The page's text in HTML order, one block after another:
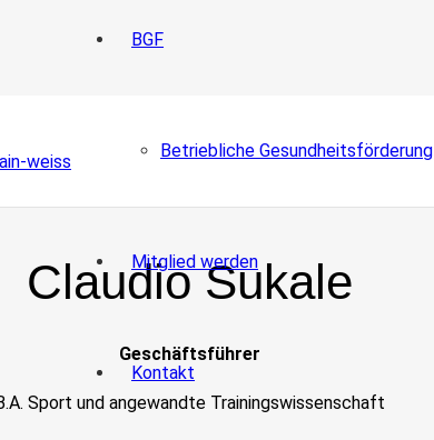
BGF
Betriebliche Gesundheitsförderung
Mitglied werden
Kontakt
Claudio Sukale
Geschäftsführer
Sport und angewandte Trainingswissenschaft